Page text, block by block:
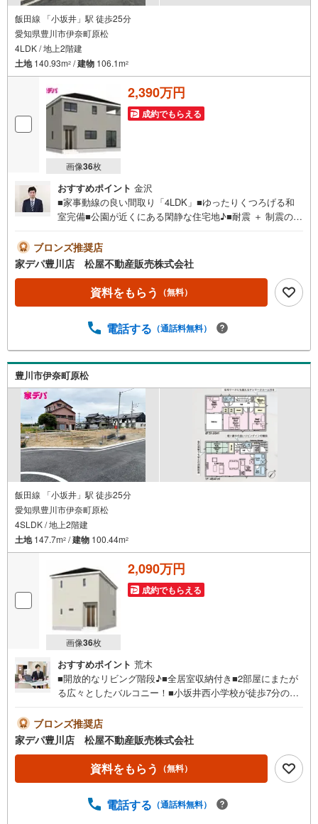
飯田線 「小坂井」駅 徒歩25分
愛知県豊川市伊奈町原松
4LDK / 地上2階建
土地140.93m2 /建物 106.1m2
画像36枚
2,390万円
成約でもらえる
おすすめポイント 金沢
■家事動線の良い間取り「4LDK」■ゆったりくつろげる和
室完備■公園が近くにある閑静な住宅地♪■耐震 ＋ 制震の
び場やお昼寝スペースになるLDK隣接和室●家デパ 松屋不
動産販売 のつよみ●・豊橋市・豊川市・知立市・浜松市の4
店舗営業中！三河エリア・遠州エリアの物件ならおまかせ
ください。新築戸建、中古戸建、中古マンション、土地を
お客様のご希望に合わせてご提案いたします！・中古物件
いう多くの方々がリフォームを行っています。新築購入よ
ってご来場ください。・営業時間 午前9時00分～午後6時30
分 （定休日:水曜日）この時間帯はお電話でのお問い合わせ
がスムーズにご案内できます。右下の電話ボタンをタッ
チ！もしくはお気軽にお電話ください。
ブロンズ推奨店
家デパ豊川店 松屋不動産販売株式会社
資料をもらう （無料）
電話する （通話料無料）
豊川市伊奈町原松
飯田線 「小坂井」駅 徒歩25分
愛知県豊川市伊奈町原松
4SLDK / 地上2階建
土地147.7m2 /建物 100.44m2
画像36枚
2,090万円
成約でもらえる
おすすめポイント 荒木
■開放的なリビング階段♪■全居室収納付き■2部屋にまたが
る広々としたバルコニー！■小坂井西小学校が徒歩7分の安
家、QUIE（クワイエ）■おすすめポイント ・テレワーク
ルームとしても活用可能な2帖の納戸完備●家デパ 松屋不
動産販売 のつよみ●・豊橋市・豊川市・知立市・浜松市の4
店舗営業中！三河エリア・遠州エリアの物件ならおまかせ
ください。新築戸建、中古戸建、中古マンション、土地を
のリフォーム実績多数！中古物件をご購入の際、約70％と
ブロンズ推奨店
家デパ豊川店 松屋不動産販売株式会社
資料をもらう （無料）
電話する （通話料無料）